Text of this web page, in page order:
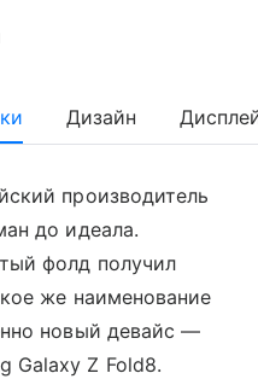
Дизайн
производитель
до идеала.
фолд получил
же наименование
новый девайс —
Galaxy Z Fold8.